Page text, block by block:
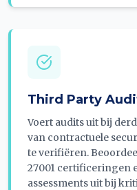
Third Party
Voert audits uit bij
van contractuele
te verifiëren.
27001 certificeringen
assessments uit bij